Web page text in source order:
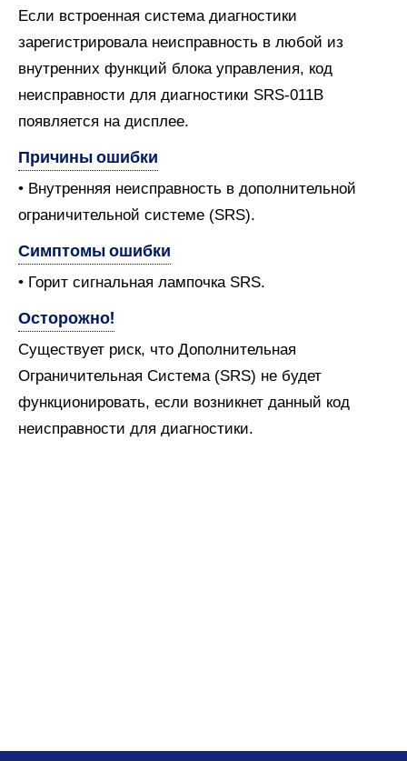
Если встроенная система диагностики
зарегистрировала неисправность в любой из
внутренних функций блока управления, код
неисправности для диагностики SRS-011B
появляется на дисплее.
Причины ошибки
• Внутренняя неисправность в дополнительной
ограничительной системе (SRS).
Симптомы ошибки
• Горит сигнальная лампочка SRS.
Осторожно!
Существует риск, что Дополнительная
Ограничительная Система (SRS) не будет
функционировать, если возникнет данный код
неисправности для диагностики.